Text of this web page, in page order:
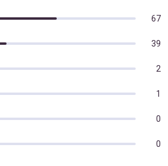
67
39
2
1
0
0